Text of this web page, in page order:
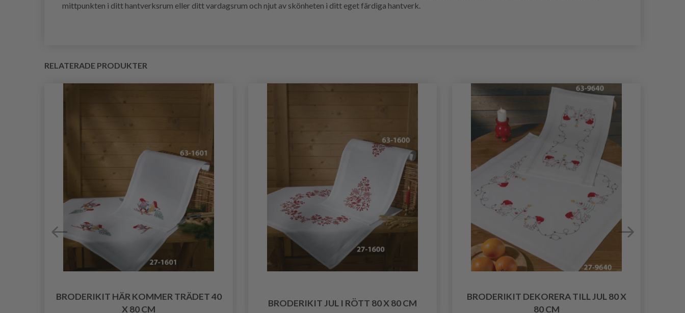
mittpunkten i ditt hantverksrum eller ditt vardagsrum och njut av skönheten i ditt eget färdiga hantverk.
RELATERADE PRODUKTER
BRODERIKIT HÄR KOMMER TRÄDET 40
X 80 CM
BRODERIKIT JUL I RÖTT 80 X 80 CM
BRODERIKIT DEKORERA TILL JUL 80 X
80 CM